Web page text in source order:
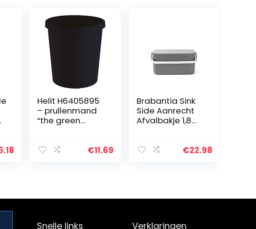
Helit H6405895
– prullenmand
“the green
gerecyclede
1 stuk
€11.69
Brabantia Sink
Side Aanrecht
Afvalbakje 1,8
€22.98
Snelle links Verklaringen